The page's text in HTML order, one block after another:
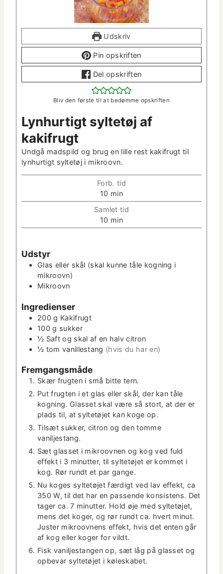
Udskriv
Pin opskriften
Del opskriften
Bliv den første til at bedømme opskriften
Lyn­hur­tigt syl­tetøj af
kakifrugt
Undgå mad­spild og brug en lille rest kak­ifrugt til
lyn­hur­tigt syl­tetøj i mikroovn.
Forb. tid
10 m
i
n
t
min
Sam­let tid
10 m
i
u
min
Udstyr
Glas eller skål (skal kunne tåle kogn­ing i
mikroovn)
Mikroovn
Ingre­di­enser
200 g Kak­ifrugt
100 g sukker
½ Saft og skal af en halv citron
½ tom vanillestang (hvis du har en)
Frem­gangsmåde
Skær frugten i små bitte tern.
Put frugten i et glas eller skål, der kan tåle
kogn­ing. Glas­set skal være så stort, at der er
plads til, at syl­tetø­jet kan koge op.
Tilsæt sukker, cit­ron og den tomme
vaniljestang.
Sæt glas­set i mikroov­nen og kog ved fuld
effekt i 3 min­ut­ter, til syl­tetø­jet er kom­met i
kog. Rør rundt et par gange.
Nu koges syl­tetø­jet færdigt ved lav effekt, ca
350 W, til det har en passende kon­sis­tens. Det
tager ca. 7 min­ut­ter. Hold øje med syl­tetø­jet,
mens det koger, og rør rundt ca. hvert min­ut.
Juster mikroov­nens effekt, hvis det enten går
af kog eller koger for vildt.
Fisk vanil­jes­tangen op, sæt låg på glas­set og
opbe­var syl­tetø­jet i køleskabet.